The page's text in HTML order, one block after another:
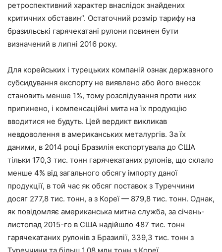
ретроспективний характер внаслідок знайдених
критичних обставин”. Остаточний розмір тарифу на
бразильські гарячекатані рулони повинен бути
визначений в липні 2016 року.
Для корейських і турецьких компаній ознак державного
субсидування експорту не виявлено або його внесок
становить менше 1%, тому розслідування проти них
припинено, і компенсаційні мита на їх продукцію
вводитися не будуть. Цей вердикт викликав
невдоволення в американських металургів. За їх
даними, в 2014 році Бразилія експортувала до США
тільки 170,3 тис. тонн гарячекатаних рулонів, що склало
менше 4% від загального обсягу імпорту даної
продукції, в той час як обсяг поставок з Туреччини
досяг 277,8 тис. тонн, а з Кореї — 879,8 тис. тонн. Однак,
як повідомляє американська митна служба, за січень-
листопад 2015-го в США надійшло 487 тис. тонн
гарячекатаних рулонів з Бразилії, 339,3 тис. тонн з